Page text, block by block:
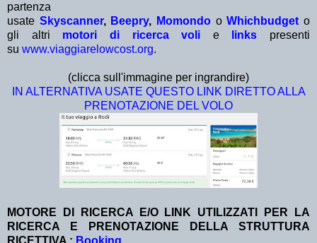
partenza
usate Skyscanner, Beepry, Momondo oWhichbudget o
gli altri motori di ricerca voli e links presenti
su www.viaggiarelowcost.org.
(clicca sull'immagine per ingrandire)
IN ALTERNATIVA USATE QUESTO LINK DIRETTO ALLA
PRENOTAZIONE DEL VOLO
MOTORE DI RICERCA E/O LINK UTILIZZATI PER LA
RICERCA E PRENOTAZIONE DELLA STRUTTURA
RICETTIVA : Booking